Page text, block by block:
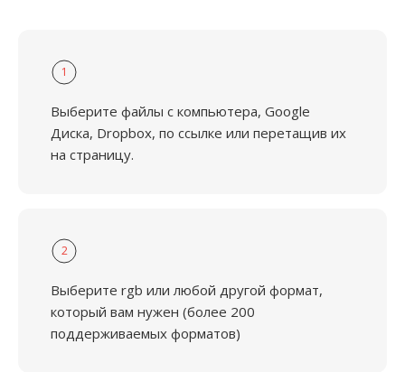
1
Выберите файлы с компьютера, Google
Диска, Dropbox, по ссылке или перетащив их
на страницу.
2
Выберите rgb или любой другой формат,
который вам нужен (более 200
поддерживаемых форматов)